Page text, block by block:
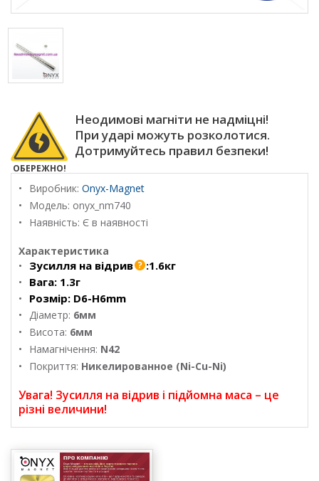
ОБЕРЕЖНО!
Неодимові магніти не надміцні!
При ударі можуть розколотися.
Дотримуйтесь правил безпеки!
Виробник: Onyx-Magnet
Модель: onyx_nm740
Наявність: Є в наявності
Характеристика
Зусилля на відрив :1.6кг
Вага: 1.3г
Розмір: D6-H6mm
Діаметр: 6мм
Висота: 6мм
Намагнічення: N42
Покриття: Никелированное (Ni-Cu-Ni)
Увага! Зусилля на відрив і підйомна маса – це
різні величини!